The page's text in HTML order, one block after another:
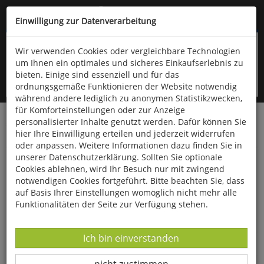
Kompletten Head der Seite überspringen
oder (06766) 9323-960
Startseite Bücher Downloads
Zeitschriften
Der Falke
Sumpfohreulen erobern Altmühlfranken
Einwilligung zur Datenverarbeitung
Wir verwenden Cookies oder vergleichbare Technologien
um Ihnen ein optimales und sicheres Einkaufserlebnis zu
bieten. Einige sind essenziell und für das
ordnungsgemäße Funktionieren der Website notwendig
während andere lediglich zu anonymen Statistikzwecken,
für Komforteinstellungen oder zur Anzeige
personalisierter Inhalte genutzt werden. Dafür können Sie
hier Ihre Einwilligung erteilen und jederzeit widerrufen
oder anpassen. Weitere Informationen dazu finden Sie in
unserer Datenschutzerklärung. Sollten Sie optionale
Cookies ablehnen, wird Ihr Besuch nur mit zwingend
notwendigen Cookies fortgeführt. Bitte beachten Sie, dass
auf Basis Ihrer Einstellungen womöglich nicht mehr alle
Funktionalitäten der Seite zur Verfügung stehen.
Datenverarbeitung -
Ich bin einverstanden